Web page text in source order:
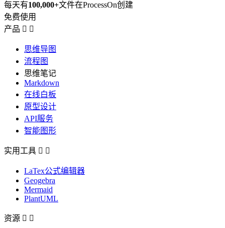
每天有100,000+文件在ProcessOn创建
免费使用
产品  
思维导图
流程图
思维笔记
Markdown
在线白板
原型设计
API服务
智能图形
实用工具  
LaTex公式编辑器
Geogebra
Mermaid
PlantUML
资源  